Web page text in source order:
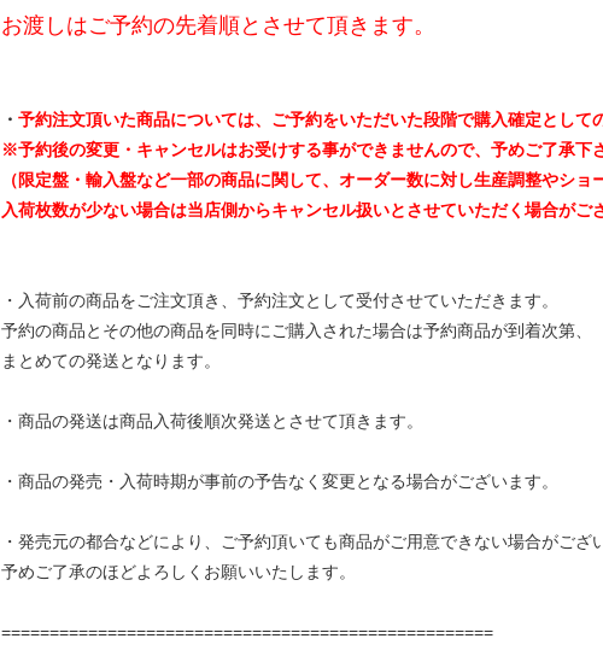
お渡しはご予約の先着順とさせて頂きます。
・ 予約注文頂いた商品については、ご予約をいただいた段階で購入確定として
※予約後の変更・キャンセルはお受けする事ができませんので、予めご了承下
（限定盤・輸入盤など一部の商品に関して、オーダー数に対し生産調整やショ
入荷枚数が少ない場合は当店側からキャンセル扱いとさせていただく場合が
・入荷前の商品をご注文頂き、予約注文として受付させていただきます。
予約の商品とその他の商品を同時にご購入された場合は予約商品が到着次第、
まとめての発送となります。
・商品の発送は商品入荷後順次発送とさせて頂きます。
・商品の発売・入荷時期が事前の予告なく変更となる場合がございます。
・発売元の都合などにより、ご予約頂いても商品がご用意できない場合がござ
予めご了承のほどよろしくお願いいたします。
===================================================